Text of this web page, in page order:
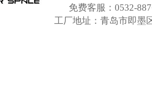
免费客服：0532-
工厂地址：青岛市即墨